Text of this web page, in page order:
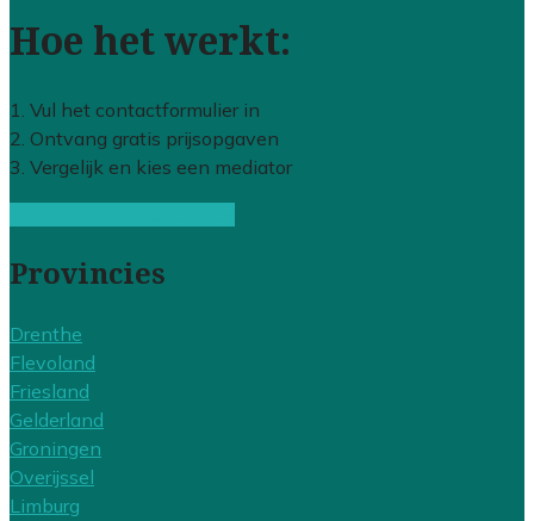
Hoe het werkt:
1. Vul het contactformulier in
2. Ontvang gratis prijsopgaven
3. Vergelijk en kies een mediator
Provincies
Drenthe
Flevoland
Friesland
Gelderland
Groningen
Overijssel
Limburg